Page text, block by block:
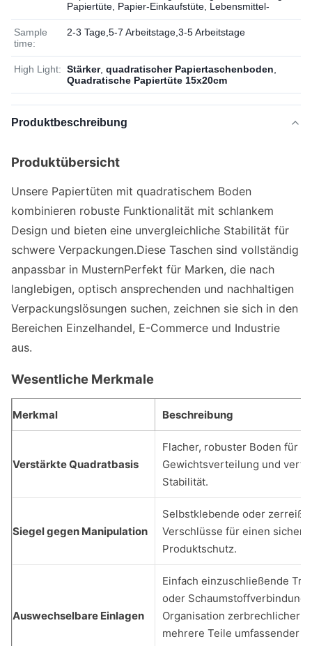
Papiertüte, Papier-Einkaufstüte, Lebensmittel-
Sample
time:
2-3 Tage,5-7 Arbeitstage,3-5 Arbeitstage
High Light: Stärker, quadratischer Papiertaschenboden
Quadratische Papiertüte 15x20cm
Produktbeschreibung
Produktübersicht
Unsere Papiertüten mit quadratischem Boden
kombinieren robuste Funktionalität mit schlankem
Design und bieten eine unvergleichliche Stabilität für
schwere Verpackungen.Diese Taschen sind vollständig
anpassbar in MusternPerfekt für Marken, die nach
langlebigen, optisch ansprechenden und nachhaltigen
Verpackungslösungen suchen, zeichnen sie sich in den
Bereichen Einzelhandel, E-Commerce und Industrie
aus.
Wesentliche Merkmale
Merkmal Beschreibung
Verstärkte Quadratbasis
Flacher, robuster Boden für
Gewichtsverteilung und
Stabilität.
Siegel gegen Manipulation
Selbstklebende oder
Verschlüsse für einen
Produktschutz.
Auswechselbare Einlagen
Einfach einzuschließende
oder
Organisation zerbrechlicher
mehrere Teile umfassender